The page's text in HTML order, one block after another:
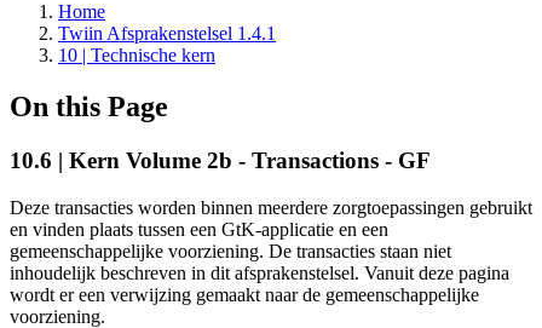
Home
Twiin Afsprakenstelsel 1.4.1
10 | Technische kern
On this Page
10.6 | Kern Volume 2b - Transactions - GF
Deze transacties worden binnen meerdere zorgtoepassingen gebruikt
en vinden plaats tussen een GtK-applicatie en een
gemeenschappelijke voorziening. De transacties staan niet
inhoudelijk beschreven in dit afsprakenstelsel. Vanuit deze pagina
wordt er een verwijzing gemaakt naar de gemeenschappelijke
voorziening.